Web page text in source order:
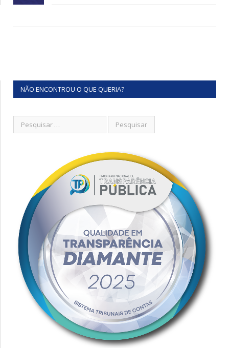
NÃO ENCONTROU O QUE QUERIA?